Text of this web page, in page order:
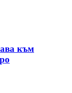
към